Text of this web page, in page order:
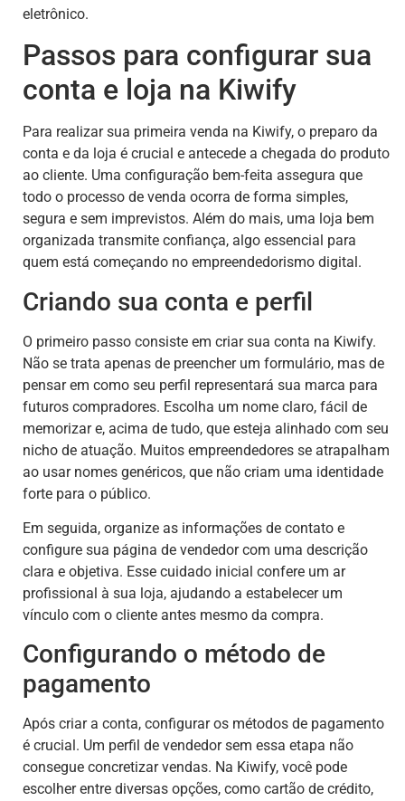
eletrônico.
Passos para configurar sua
conta e loja na Kiwify
Para realizar sua primeira venda na Kiwify, o preparo da
conta e da loja é crucial e antecede a chegada do produto
ao cliente. Uma configuração bem-feita assegura que
todo o processo de venda ocorra de forma simples,
segura e sem imprevistos. Além do mais, uma loja bem
organizada transmite confiança, algo essencial para
quem está começando no empreendedorismo digital.
Criando sua conta e perfil
O primeiro passo consiste em criar sua conta na Kiwify.
Não se trata apenas de preencher um formulário, mas de
pensar em como seu perfil representará sua marca para
futuros compradores. Escolha um nome claro, fácil de
memorizar e, acima de tudo, que esteja alinhado com seu
nicho de atuação. Muitos empreendedores se atrapalham
ao usar nomes genéricos, que não criam uma identidade
forte para o público.
Em seguida, organize as informações de contato e
configure sua página de vendedor com uma descrição
clara e objetiva. Esse cuidado inicial confere um ar
profissional à sua loja, ajudando a estabelecer um
vínculo com o cliente antes mesmo da compra.
Configurando o método de
pagamento
Após criar a conta, configurar os métodos de pagamento
é crucial. Um perfil de vendedor sem essa etapa não
consegue concretizar vendas. Na Kiwify, você pode
escolher entre diversas opções, como cartão de crédito,